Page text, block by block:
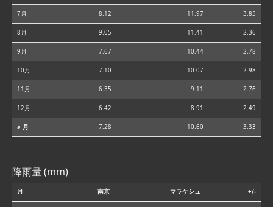
7月 8.12 11.97 3.85
8月 9.05 11.41 2.36
9月 7.67 10.44 2.78
10月 7.10 10.07 2.98
11月 6.35 9.11 2.76
12月 6.42 8.91 2.49
⌀ 月 7.28 10.60 3.33
降雨量 (mm)
月 南京 マラケシュ +/-